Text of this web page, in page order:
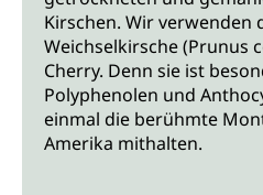
Kirschen. Wir verwenden
Weichselkirsche (Prunus
Cherry. Denn sie ist
Polyphenolen und
einmal die berühmte
Amerika mithalten.